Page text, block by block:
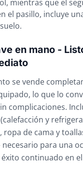
mientras que el
el pasillo, incluye
en mano -
se vende
lo que lo
complicaciones.
y
ropa de cama y
para una
continuado en